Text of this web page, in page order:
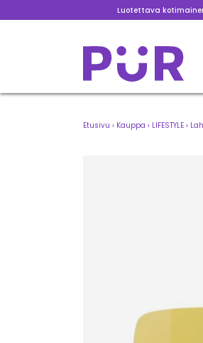
Luotettava
Etusivu › Kauppa › LIFESTYLE ›